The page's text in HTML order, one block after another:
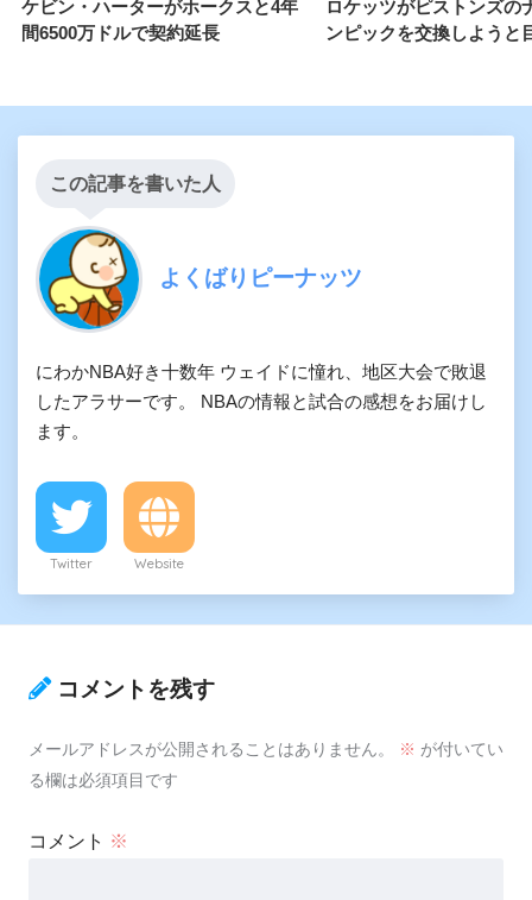
ケビン・ハーターがホークスと4年
間6500万ドルで契約延長
ロケッツがピストンズの
ンピックを交換しようと
この記事を書いた人
よくばりピーナッツ
にわかNBA好き十数年 ウェイドに憧れ、地区大会で敗退
したアラサーです。 NBAの情報と試合の感想をお届けし
ます。
Twitter Website
コメントを残す
メールアドレスが公開されることはありません。 ※ が付いてい
る欄は必須項目です
コメント ※